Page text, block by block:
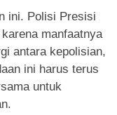
ini. Polisi Presisi
manfaatnya
antara kepolisian,
ini harus terus
untuk